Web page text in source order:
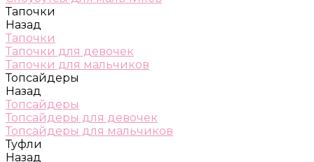
Тапочки
Назад
Тапочки
Тапочки для девочек
Тапочки для мальчиков
Топсайдеры
Назад
Топсайдеры
Топсайдеры для девочек
Топсайдеры для мальчиков
Туфли
Назад